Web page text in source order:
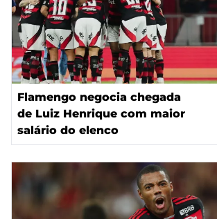
Flamengo negocia chegada
de Luiz Henrique com maior
salário do elenco